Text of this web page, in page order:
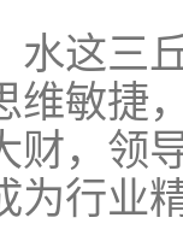
水这三
维敏捷
财，领
为行业